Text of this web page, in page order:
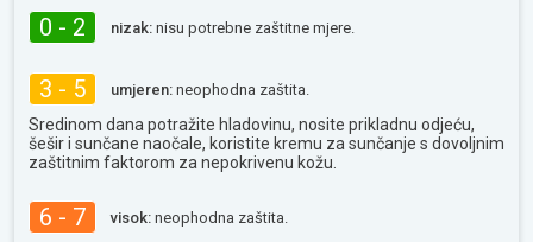
0 - 2 nizak: nisu potrebne zaštitne mjere.
3 - 5 umjeren: neophodna zaštita.
Sredinom dana potražite hladovinu, nosite prikladnu odjeću,
šešir i sunčane naočale, koristite kremu za sunčanje s dovoljnim
zaštitnim faktorom za nepokrivenu kožu.
6 - 7 visok: neophodna zaštita.